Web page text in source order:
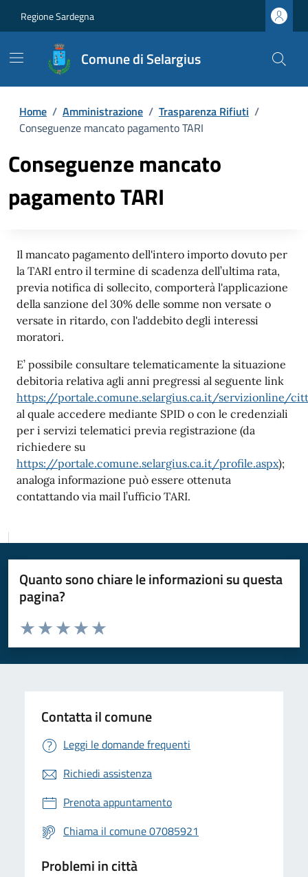
Regione Sardegna
Comune di Selargius
Home / Amministrazione / Trasparenza Rifiuti /
Conseguenze mancato pagamento TARI
Conseguenze mancato
pagamento TARI
Il mancato pagamento dell'intero importo dovuto per
la TARI entro il termine di scadenza dell’ultima rata,
previa notifica di sollecito, comporterà l'applicazione
della sanzione del 30% delle somme non versate o
versate in ritardo, con l'addebito degli interessi
moratori.
E’ possibile consultare telematicamente la situazione
debitoria relativa agli anni pregressi al seguente link
https://portale.comune.selargius.ca.it/servizionline/
al quale accedere mediante SPID o con le credenziali
per i servizi telematici previa registrazione (da
richiedere su
https://portale.comune.selargius.ca.it/profile.aspx);
analoga informazione può essere ottenuta
contattando via mail l’ufficio TARI.
Quanto sono chiare le informazioni su questa
pagina?
Valuta da 1 a 5 stelle la pagina
Valuta 5 stelle su 5
Valuta 4 stelle su 5
Valuta 3 stelle su 5
Valuta 2 stelle su 5
Valuta 1 stelle su 5
Contatta il comune
Leggi le domande frequenti
Richiedi assistenza
Prenota appuntamento
Chiama il comune 07085921
Problemi in città